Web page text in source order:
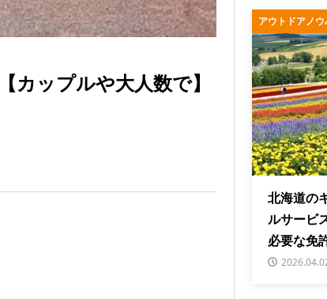
カップルや大人数で】
アウトドアノウ
北海道の
ルサービ
必要な免